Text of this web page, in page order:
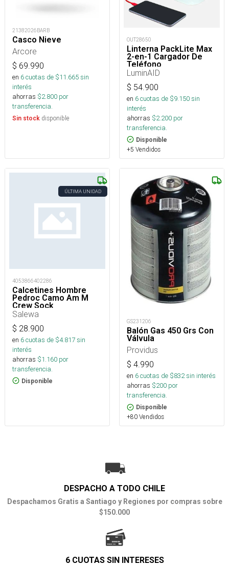
21382026BARB
Casco Nieve
Arcore
$ 69.990
en 6cuotas de $11.665sin
interés
ahorras $2.800 por
transferencia.
Sin stock disponible
OUT28650
Linterna PackLite Max
2-en-1 Cargador De
Teléfono
LuminAID
$ 54.900
en 6cuotas de $9.150sin
interés
ahorras $2.200 por
transferencia.
Disponible
+5 Vendidos
ÚLTIMA UNIDAD
4053866402286
Calcetines Hombre
Pedroc Camo Am M
Crew Sock
Salewa
$ 28.900
en 6cuotas de $4.817sin
interés
ahorras $1.160 por
transferencia.
Disponible
GS231206
Balón Gas 450 Grs Con
Válvula
Providus
$ 4.990
en 6cuotas de $832sin interés
ahorras $200 por
transferencia.
Disponible
+80 Vendidos
DESPACHO A TODO CHILE
Despachamos Gratis a Santiago y Regiones por compras sobre
$150.000
6 CUOTAS SIN INTERESES